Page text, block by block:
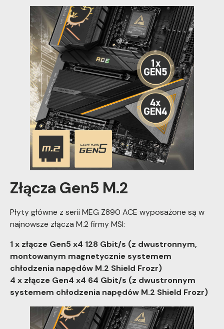
Złącza Gen5 M.2
Płyty główne z serii MEG Z890 ACE wyposażone są w
najnowsze złącza M.2 firmy MSI:
1 x złącze Gen5 x4 128 Gbit/s (z dwustronnym,
montowanym magnetycznie systemem
chłodzenia napędów M.2 Shield Frozr)
4 x złącze Gen4 x4 64 Gbit/s (z dwustronnym
systemem chłodzenia napędów M.2 Shield Frozr)